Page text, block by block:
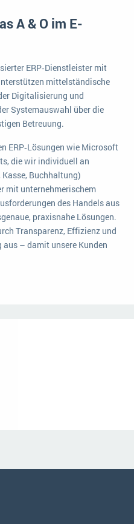
eine bessere
Übernahmen in Enterprise-KI
A & O im E-
ERP‑Dienstleister mit
mittelständische
Digitalisierung und
Systemauswahl über die
Betreuung.
ERP‑Lösungen wie Microsoft
die wir individuell an
Kasse, Buchhaltung)
mit unternehmerischem
des Handels aus
praxisnahe Lösungen.
Transparenz, Effizienz und
– damit unsere Kunden